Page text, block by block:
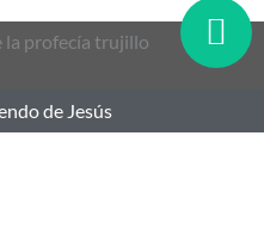
de Jesús